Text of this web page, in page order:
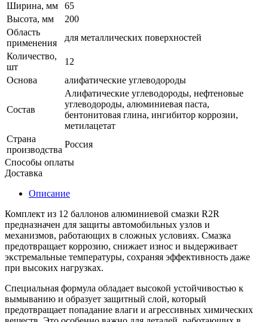
Ширина, мм
65
Высота, мм
200
Область
применения
для металлических поверхностей
Количество,
шт
12
Основа
алифатические углеводороды
Состав
Алифатические углеводороды, нефтеновые
углеводороды, алюминиевая паста,
бентонитовая глина, ингибитор коррозии,
метилацетат
Страна
производства
Россия
Способы оплаты
Доставка
Описание
Комплект из 12 баллонов алюминиевой смазки R2R
предназначен для защиты автомобильных узлов и
механизмов, работающих в сложных условиях. Смазка
предотвращает коррозию, снижает износ и выдерживает
экстремальные температуры, сохраняя эффективность даже
при высоких нагрузках.
Специальная формула обладает высокой устойчивостью к
вымыванию и образует защитный слой, который
предотвращает попадание влаги и агрессивных химических